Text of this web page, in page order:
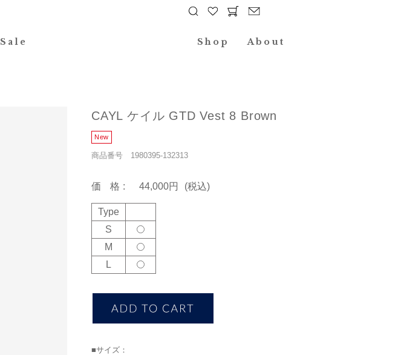
Sale Shop About
CAYL ケイル GTD Vest 8 Brown
商品番号 1980395-132313
価格 44,000円 (税込)
Type
S
M
L
■サイズ：